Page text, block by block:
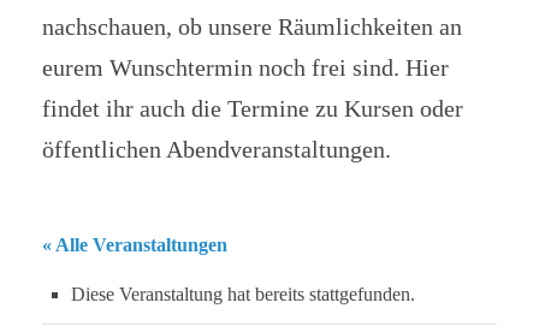
nachschauen, ob unsere Räumlichkeiten an
eurem Wunschtermin noch frei sind. Hier
findet ihr auch die Termine zu Kursen oder
öffentlichen Abendveranstaltungen.
« Alle Veranstaltungen
Diese Veranstaltung hat bereits stattgefunden.